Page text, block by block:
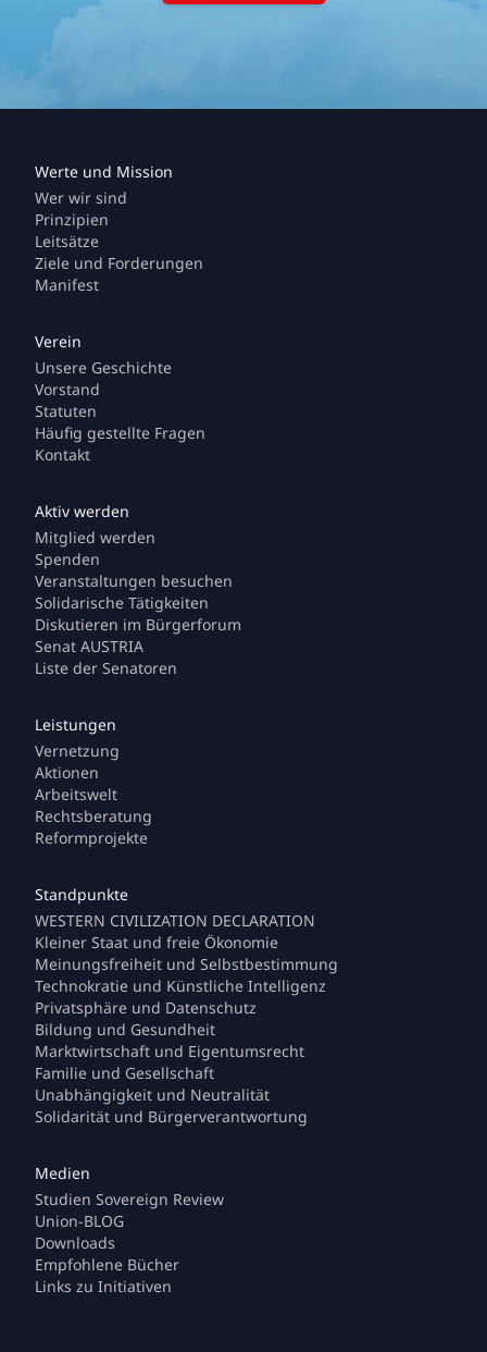
Wer wir sind
Prinzipien
Leitsätze
Ziele und Forderungen
Manifest
Unsere Geschichte
Vorstand
Statuten
Häufig gestellte Fragen
Kontakt
Mitglied werden
Spenden
Veranstaltungen besuchen
Solidarische Tätigkeiten
Diskutieren im Bürgerforum
Senat AUSTRIA
Liste der Senatoren
Vernetzung
Aktionen
Arbeitswelt
Rechtsberatung
Reformprojekte
WESTERN CIVILIZATION DECLARATION
Kleiner Staat und freie Ökonomie
Meinungsfreiheit und Selbstbestimmung
Technokratie und Künstliche Intelligenz
Privatsphäre und Datenschutz
Bildung und Gesundheit
Marktwirtschaft und Eigentumsrecht
Familie und Gesellschaft
Unabhängigkeit und Neutralität
Solidarität und Bürgerverantwortung
Studien Sovereign Review
Union-BLOG
Downloads
Empfohlene Bücher
Links zu Initiativen